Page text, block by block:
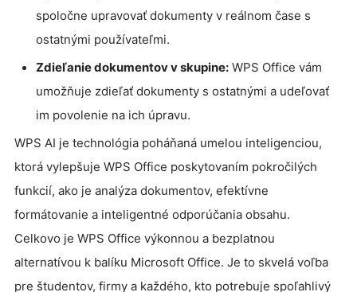
spoločne upravovať dokumenty v reálnom čase s
ostatnými používateľmi.
Zdieľanie dokumentov v skupine: WPS Office vám
umožňuje zdieľať dokumenty s ostatnými a udeľovať
im povolenie na ich úpravu.
WPS AI je technológia poháňaná umelou inteligenciou,
ktorá vylepšuje WPS Office poskytovaním pokročilých
funkcií, ako je analýza dokumentov, efektívne
formátovanie a inteligentné odporúčania obsahu.
Celkovo je WPS Office výkonnou a bezplatnou
alternatívou k balíku Microsoft Office. Je to skvelá voľba
pre študentov, firmy a každého, kto potrebuje spoľahlivý